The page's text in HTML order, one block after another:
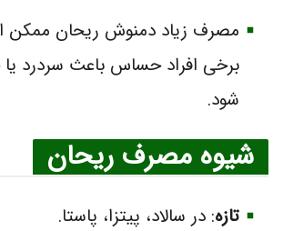
مصرف زیاد دمنوش ریحان ممکن
برخی افراد حساس باعث سردرد
شود.
شیوه مصرف ریحان
تازه: در سالاد، پیتزا، پاستا.